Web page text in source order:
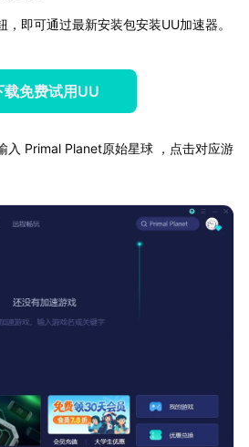
即可通过最新安装包安装UU加速器。
载免费试用UU
入 Primal Planet原始星球 ，点击对应游